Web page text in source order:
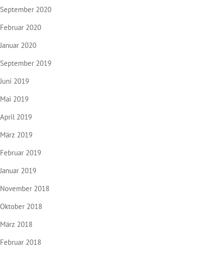
September 2020
Februar 2020
Januar 2020
September 2019
Juni 2019
Mai 2019
April 2019
März 2019
Februar 2019
Januar 2019
November 2018
Oktober 2018
März 2018
Februar 2018